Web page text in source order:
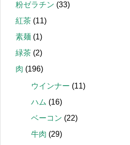
粉ゼラチン (33)
紅茶 (11)
素麺 (1)
緑茶 (2)
肉 (196)
ウインナー (11)
ハム (16)
ベーコン (22)
牛肉 (29)